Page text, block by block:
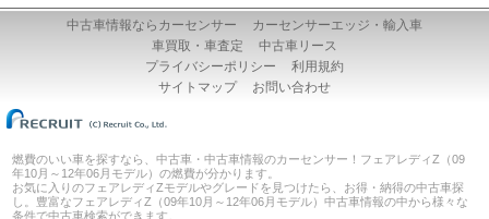
中古車情報ならカーセンサー
カーセンサーエッジ・輸入車
車買取・車査定
中古車リース
プライバシーポリシー
利用規約
サイトマップ
お問い合わせ
燃費のいい車を探すなら、中古車・中古車情報のカーセンサー！フェアレディZ（09
年10月～12年06月モデル）の燃費が分かります。
お気に入りのフェアレディZモデルやグレードを見つけたら、お得・納得の中古車探
し。豊富なフェアレディZ（09年10月～12年06月モデル）中古車情報の中から様々な
条件で中古車検索ができます。